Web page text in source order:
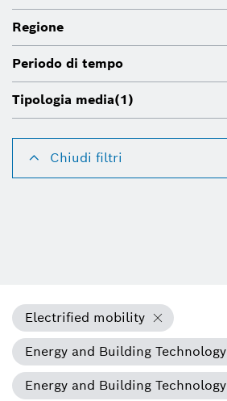
Regione
Periodo di tempo
Tipologia media(1)
Chiudi filtri
Electrified mobility
Energy and Building Technology
Energy and Building Technology